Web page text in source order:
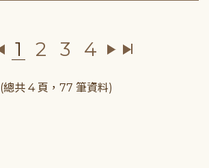
1 2 3 4
(總共 4 頁，77 筆資料)